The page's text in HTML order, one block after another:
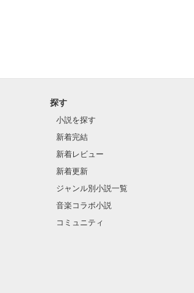
探す
小説を探す
新着完結
新着レビュー
新着更新
ジャンル別小説一覧
音楽コラボ小説
コミュニティ